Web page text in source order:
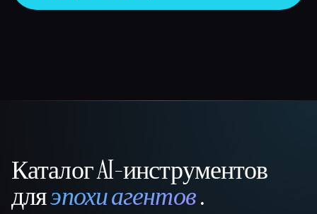
That AI Collection
Каталог AI-инструментов
дляэпохи агентов.